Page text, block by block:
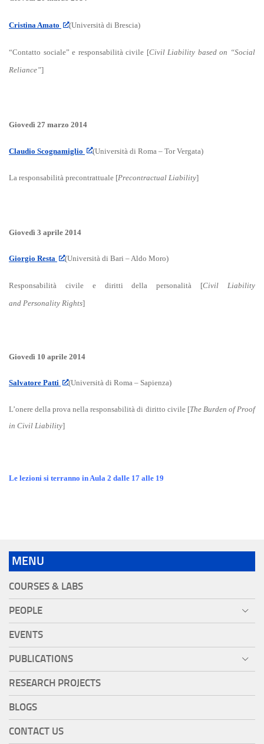
Cristina Amato (Università di Brescia)
“Contatto sociale” e responsabilità civile [Civil Liability based on “Social
Reliance”]
Giovedì 27 marzo 2014
Claudio Scognamiglio (Università di Roma – Tor Vergata)
La responsabilità precontrattuale [Precontractual Liability]
Giovedì 3 aprile 2014
Giorgio Resta (Università di Bari – Aldo Moro)
Responsabilità civile e diritti della personalità [Civil Liability
and Personality Rights]
Giovedì 10 aprile 2014
Salvatore Patti (Università di Roma – Sapienza)
L’onere della prova nella responsabilità di diritto civile [The Burden of Proof
in Civil Liability]
Le lezioni si terranno in Aula 2 dalle 17 alle 19
MENU
COURSES & LABS
PEOPLE
EVENTS
PUBLICATIONS
RESEARCH PROJECTS
BLOGS
CONTACT US